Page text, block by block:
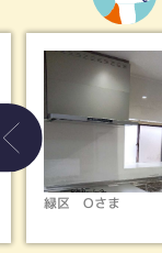
キッチン
【リクシル】 ノ
費用 281
（消費税、諸